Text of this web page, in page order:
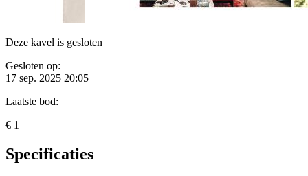
Deze kavel is gesloten
Gesloten op:
17 sep. 2025 20:05
Laatste bod:
€ 1
Specificaties